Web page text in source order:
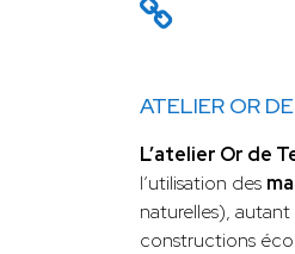
ATELIER OR
L’atelier Or de
l’utilisation des
naturelles),
constructions